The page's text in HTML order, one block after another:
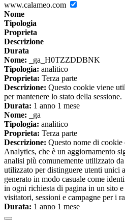
www.calameo.com
Nome
Tipologia
Proprieta
Descrizione
Durata
Nome: _ga_H0TZZDDBNK
Tipologia: analitico
Proprieta: Terza parte
Descrizione: Questo cookie viene
per mantenere lo stato della sessione.
Durata: 1 anno 1 mese
Nome: _ga
Tipologia: analitico
Proprieta: Terza parte
Descrizione: Questo nome di cookie
Analytics, che è un aggiornamento
analisi più comunemente utilizzato
utilizzato per distinguere utenti unici
generato in modo casuale come
in ogni richiesta di pagina in un sito
visitatori, sessioni e campagne per i
Durata: 1 anno 1 mese